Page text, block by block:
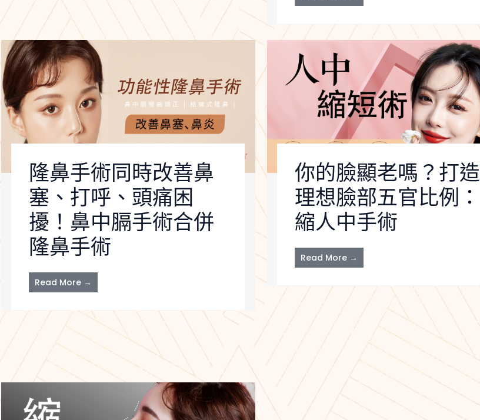
隆鼻手術同時改善鼻
塞、打呼、頭痛困
擾！鼻中膈手術合併
隆鼻手術
Read More →
你的臉顯老嗎？打造
理想臉部五官比例：
縮人中手術
Read More →